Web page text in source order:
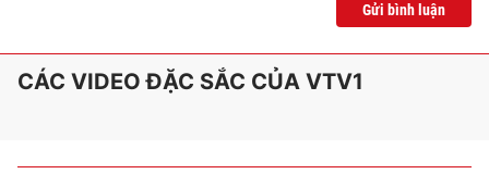
Gửi bình luận
CÁC VIDEO ĐẶC SẮC CỦA VTV1